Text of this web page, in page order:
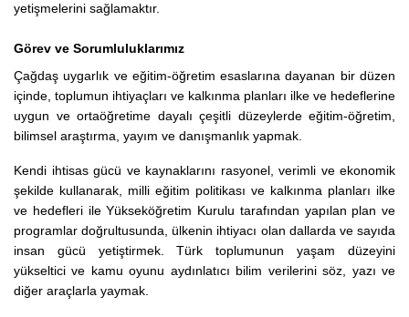
yetişmelerini sağlamaktır.
Görev ve Sorumluluklarımız
Çağdaş uygarlık ve eğitim-öğretim esaslarına dayanan bir düzen
içinde, toplumun ihtiyaçları ve kalkınma planları ilke ve hedeflerine
uygun ve ortaöğretime dayalı çeşitli düzeylerde eğitim-öğretim,
bilimsel araştırma, yayım ve danışmanlık yapmak.
Kendi ihtisas gücü ve kaynaklarını rasyonel, verimli ve ekonomik
şekilde kullanarak, milli eğitim politikası ve kalkınma planları ilke
ve hedefleri ile Yükseköğretim Kurulu tarafından yapılan plan ve
programlar doğrultusunda, ülkenin ihtiyacı olan dallarda ve sayıda
insan gücü yetiştirmek. Türk toplumunun yaşam düzeyini
yükseltici ve kamu oyunu aydınlatıcı bilim verilerini söz, yazı ve
diğer araçlarla yaymak.